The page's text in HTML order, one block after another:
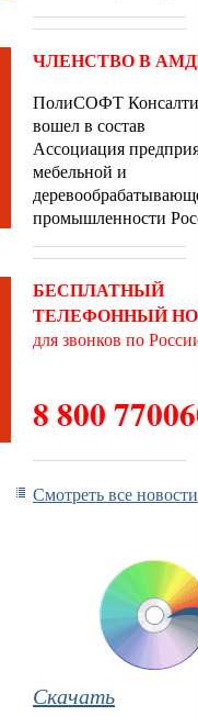
ЧЛЕНСТВО В
ПолиСОФТ
вошел в состав
Ассоциация
мебельной и
промышленности
БЕСПЛАТНЫЙ
ТЕЛЕФОННЫЙ
для звонков по
8 800
Смотреть все новости
Скачать